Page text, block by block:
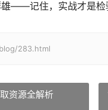
——记住，实战才是检
283.html
资源全解析